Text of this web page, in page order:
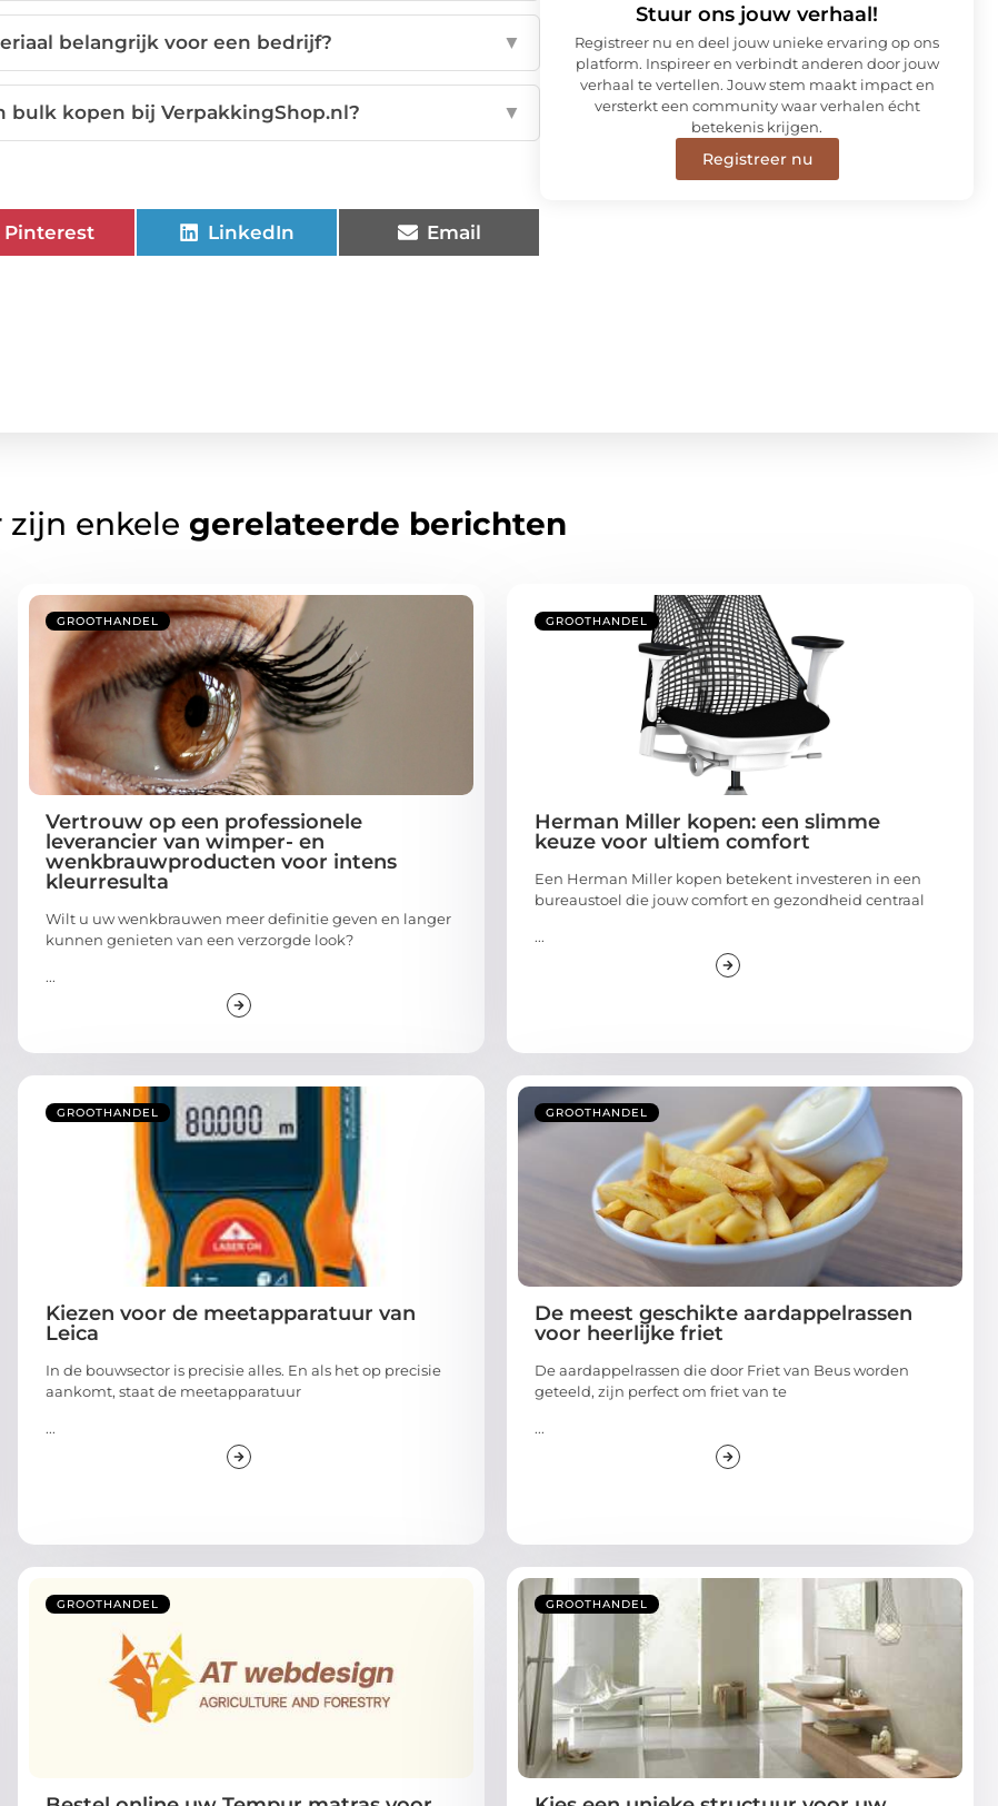
belangrijk voor een bedrijf? ▼
bulk kopen bij VerpakkingShop.nl? ▼
Pinterest LinkedIn Email
Stuur ons jouw verhaal!
Registreer nu en deel jouw unieke ervaring op ons
platform. Inspireer en verbindt anderen door jouw
verhaal te vertellen. Jouw stem maakt impact en
versterkt een community waar verhalen écht
betekenis krijgen.
Registreer nu
zijn enkele gerelateerde berichten
GROOTHANDEL
Vertrouw op een professionele
leverancier van wimper- en
wenkbrauwproducten voor intens
kleurresulta
Wilt u uw wenkbrauwen meer definitie geven en langer
kunnen genieten van een verzorgde look?
...
GROOTHANDEL
Herman Miller kopen: een slimme
keuze voor ultiem comfort
Een Herman Miller kopen betekent investeren in een
bureaustoel die jouw comfort en gezondheid centraal
...
GROOTHANDEL
Kiezen voor de meetapparatuur van
Leica
In de bouwsector is precisie alles. En als het op precisie
aankomt, staat de meetapparatuur
...
GROOTHANDEL
De meest geschikte aardappelrassen
voor heerlijke friet
De aardappelrassen die door Friet van Beus worden
geteeld, zijn perfect om friet van te
...
GROOTHANDEL GROOTHANDEL